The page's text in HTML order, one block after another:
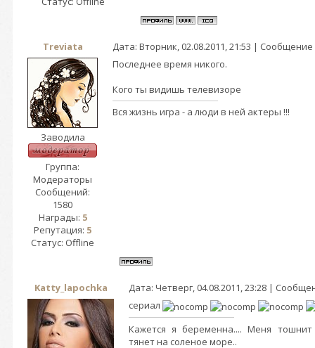
Treviata Дата: Вторник, 02.08.2011, 21:53 |
Заводила
Группа:
Модераторы
Сообщений:
1580
Награды: 5
Репутация: 5
Статус: Offline
Последнее время никого.
Кого ты видишь телевизоре
Вся жизнь игра - а люди в ней актеры !!!
Katty_lapochka Дата: Четверг, 04.08.2011, 23:28 |
сериал
Кажется я беременна.... Меня
тянет на соленое море..